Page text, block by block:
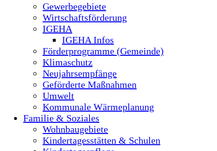
Gewerbegebiete
Wirtschaftsförderung
IGEHA
IGEHA Infos
Förderprogramme (Gemeinde)
Klimaschutz
Neujahrsempfänge
Geförderte Maßnahmen
Umwelt
Kommunale Wärmeplanung
Familie & Soziales
Wohnbaugebiete
Kindertagesstätten & Schulen